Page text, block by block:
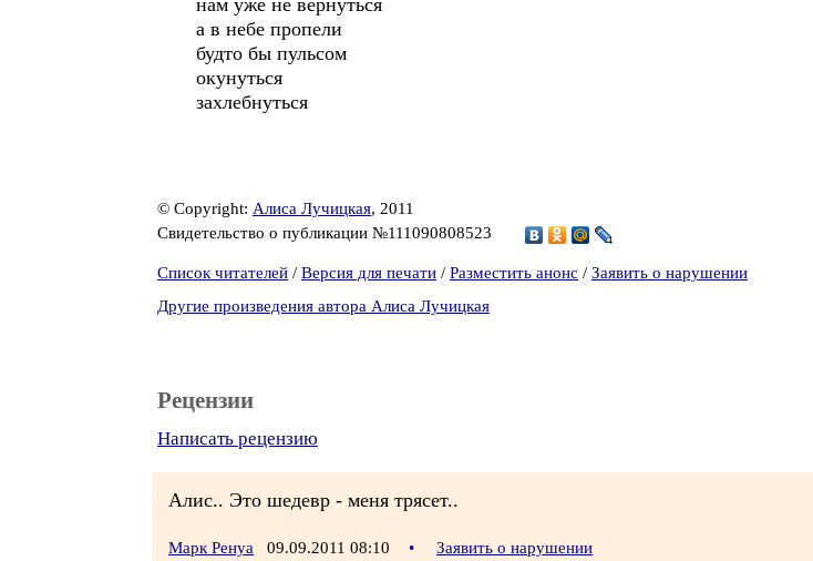
нам уже не вернуться
а в небе пропели
будто бы пульсом
окунуться
захлебнуться
© Copyright: Алиса Лучицкая, 2011
Свидетельство о публикации №111090808523
Список читателей / Версия для печати / Разместить анонс / Заявить о нарушении
Другие произведения автора Алиса Лучицкая
Рецензии
Написать рецензию
Алис.. Это шедевр - меня трясет..
Марк Ренуа 09.09.2011 08:10 • Заявить о нарушении